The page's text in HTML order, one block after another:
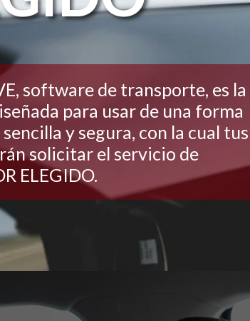
software de transporte, es la
para usar de una forma
y segura, con la cual tus
solicitar el servicio de
ELEGIDO.